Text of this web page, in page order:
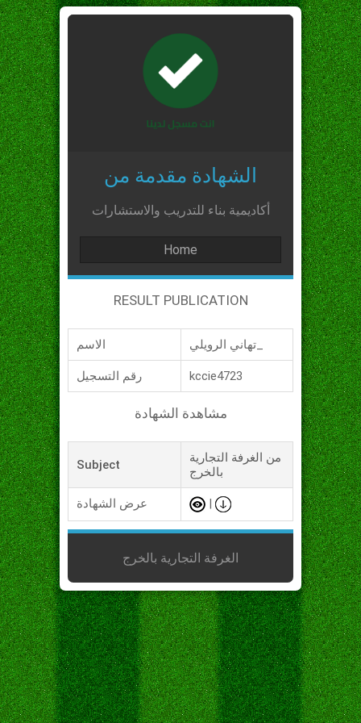
الشهادة مقدمة من
أكاديمية بناء للتدريب والاستشارات
Home
RESULT PUBLICATION
الاسم
رقم التسجيل kccie4723
مشاهدة الشهادة
Subject
من الغرفة التجارية
بالخرج
عرض الشهادة
الغرفة التجارية بالخرج